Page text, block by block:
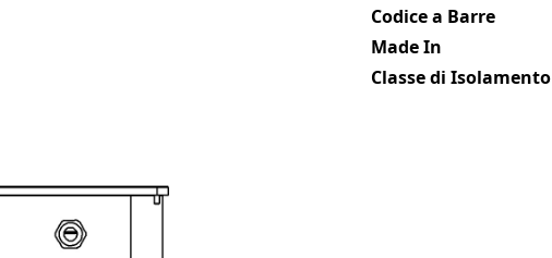
Codice a Barre
Made In
Classe di Isolamento